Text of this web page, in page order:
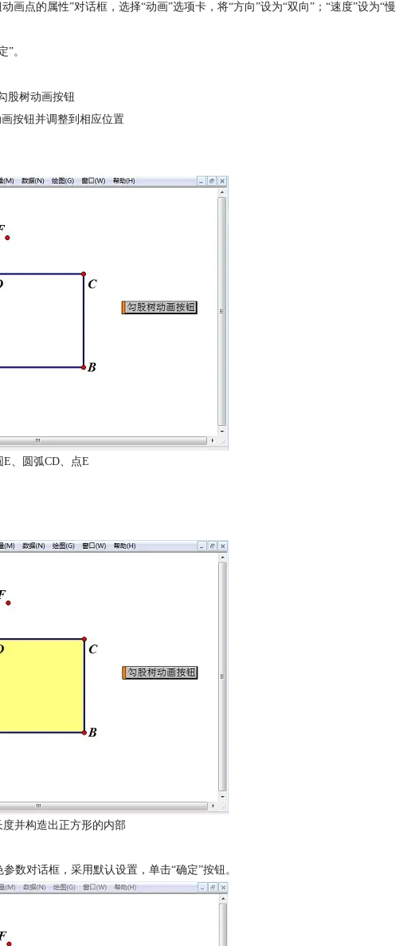
点的属性”对话框，选择“动画”选项卡，将“方向”设为“双向”；“速度”设为“慢
”。
按钮并调整到相应位置
E、圆弧CD、点E
度并构造出正方形的内部
数对话框，采用默认设置，单击“确定”按钮。